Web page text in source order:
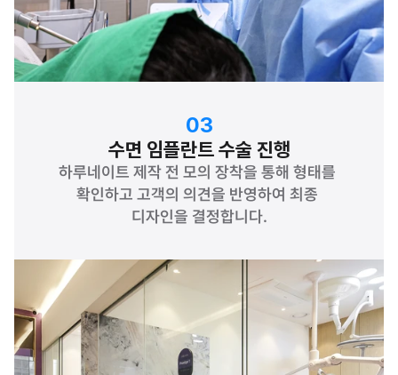
03
수면 임플란트 수술 진행
하루네이트 제작 전 모의 장착을 통해 형태를
확인하고 고객의 의견을 반영하여 최종
디자인을 결정합니다.